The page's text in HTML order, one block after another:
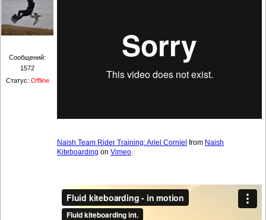
Сообщений:
1572
Статус: Offline
Naish Team Rider Training: Ariel Corniel from Naish
Kiteboarding on Vimeo